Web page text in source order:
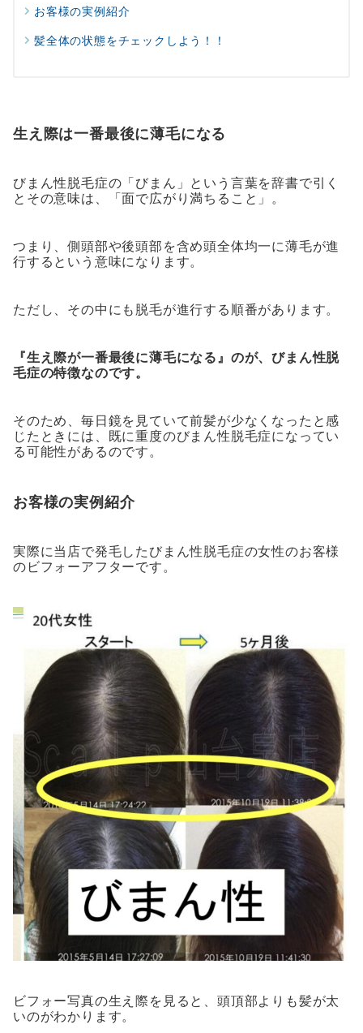
お客様の実例紹介
髪全体の状態をチェックしよう！！
生え際は一番最後に薄毛になる
びまん性脱毛症の「びまん」という言葉を辞書で引く
とその意味は、「面で広がり満ちること」。
つまり、側頭部や後頭部を含め頭全体均一に薄毛が進
行するという意味になります。
ただし、その中にも脱毛が進行する順番があります。
『生え際が一番最後に薄毛になる』のが、びまん性脱
毛症の特徴なのです。
そのため、毎日鏡を見ていて前髪が少なくなったと感
じたときには、既に重度のびまん性脱毛症になってい
る可能性があるのです。
お客様の実例紹介
実際に当店で発毛したびまん性脱毛症の女性のお客様
のビフォーアフターです。
ビフォー写真の生え際を見ると、頭頂部よりも髪が太
いのがわかります。